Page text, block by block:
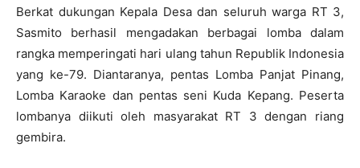
Berkat dukungan Kepala Desa dan seluruh warga RT 3,
Sasmito berhasil mengadakan berbagai lomba dalam
rangka memperingati hari ulang tahun Republik Indonesia
yang ke-79. Diantaranya, pentas Lomba Panjat Pinang,
Lomba Karaoke dan pentas seni Kuda Kepang. Peserta
lombanya diikuti oleh masyarakat RT 3 dengan riang
gembira.